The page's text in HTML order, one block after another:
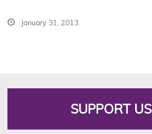
January 31, 2013
SUPPORT US